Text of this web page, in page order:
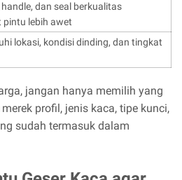
handle, dan seal berkualitas
pintu lebih awet
lokasi, kondisi dinding, dan tingkat
jangan hanya memilih yang
profil, jenis kaca, tipe kunci,
sudah termasuk dalam